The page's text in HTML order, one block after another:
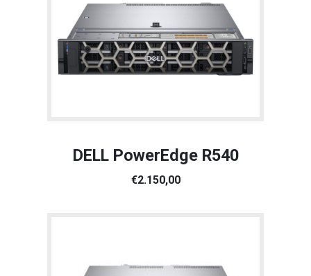
DELL PowerEdge R540
€2.150,00